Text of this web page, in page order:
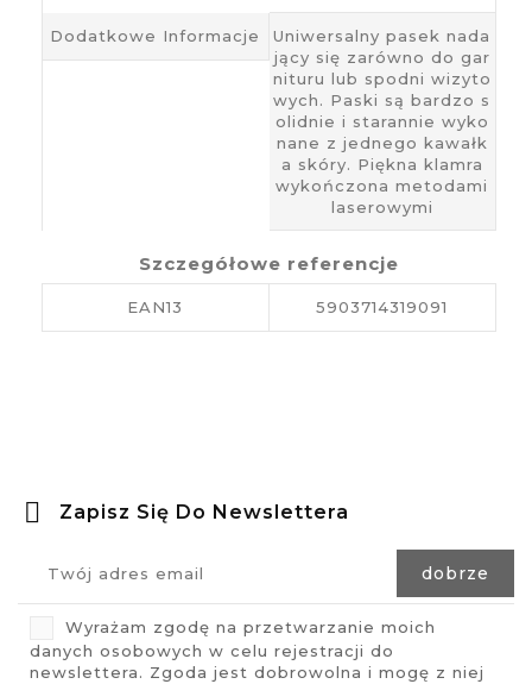
Dodatkowe Informacje
Uniwersalny pasek nada
jący się zarówno do gar
nituru lub spodni wizyto
wych. Paski są bardzo s
olidnie i starannie wyko
nane z jednego kawałk
a skóry. Piękna klamra
wykończona metodami
laserowymi
Szczegółowe referencje
EAN13 5903714319091
Zapisz Się Do Newslettera
Wyrażam zgodę na przetwarzanie moich
danych osobowych w celu rejestracji do
newslettera. Zgoda jest dobrowolna i mogę z niej